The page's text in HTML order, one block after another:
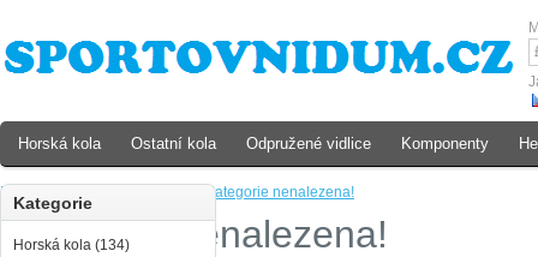
Kategorie
Horská kola (134)
Domů Kategorie nenalezena!
Kategorie nenalezena!
Horská kola Ostatní kola Odpružené vidlice Komponenty